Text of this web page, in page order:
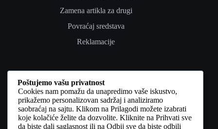
Zamena artikla za drugi
Povraćaj sredstava
Reklamacije
Poverenje i pravno
Uslovi korišćenja
Politika privatnosti
Poštujemo vašu privatnost
Cookies nam pomažu da unapredimo vaše iskustvo,
prikažemo personalizovan sadržaj i analiziramo
saobraćaj na sajtu. Klikom na Prilagodi možete izabrati
koje kolačiće želite da dozvolite. Kliknite na Prihvati sve
da biste dali saglasnost ili na Odbij sve da biste odbili